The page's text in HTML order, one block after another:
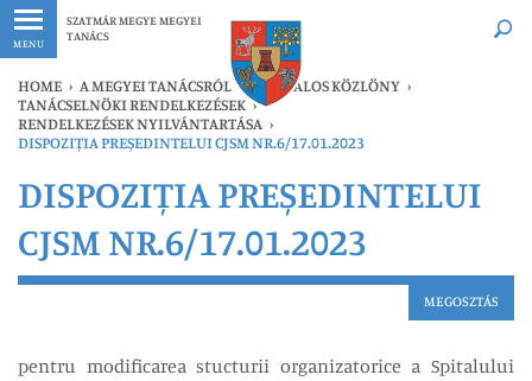
MENU
SZATMÁR MEGYE MEGYEI
TANÁCS
Legfrissebb Bármikor
HOME › A MEGYEI TANÁCSRÓL › HIVATALOS KÖZLÖNY ›
TANÁCSELNÖKI RENDELKEZÉSEK ›
RENDELKEZÉSEK NYILVÁNTARTÁSA ›
DISPOZIȚIA PREȘEDINTELUI CJSM NR.6/17.01.2023
DISPOZIȚIA PREȘEDINTELUI
CJSM NR.6/17.01.2023
MEGOSZTÁS
pentru modificarea stucturii organizatorice a Spitalului